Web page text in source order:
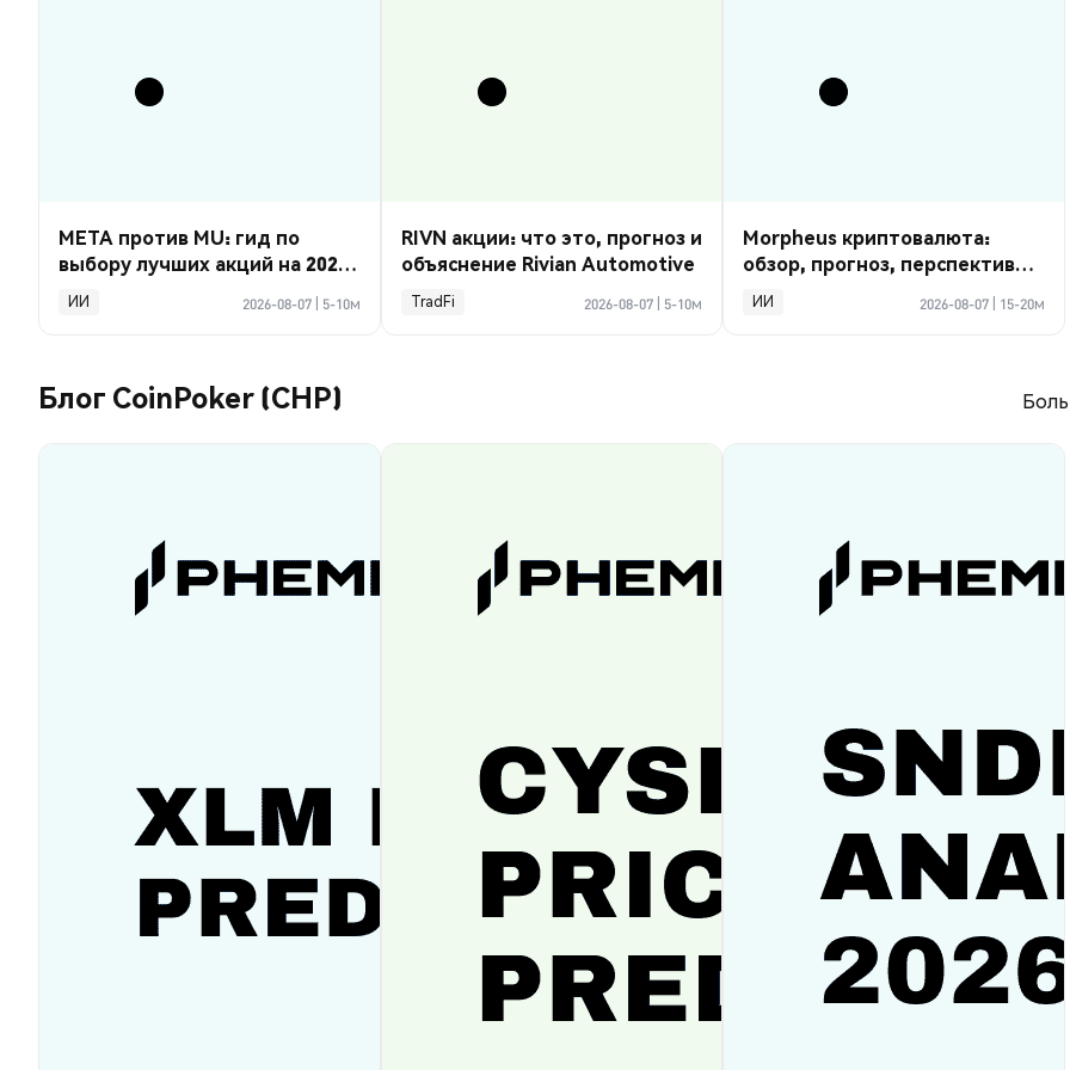
META против MU: гид по
выбору лучших акций на 2026
год
ИИ 2026-08-07 5-10м
RIVN акции: что это, прогноз и
объяснение Rivian Automotive
TradFi 2026-08-07 5-10м
Morpheus криптовалюта:
обзор, прогноз, перспективы
2026
ИИ 2026-08-07 15-20м
Блог CoinPoker (CHP)